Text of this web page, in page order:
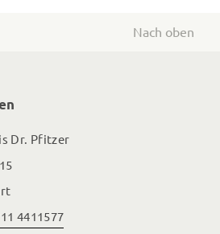
Nach oben
Dr. Pfitzer
4411577